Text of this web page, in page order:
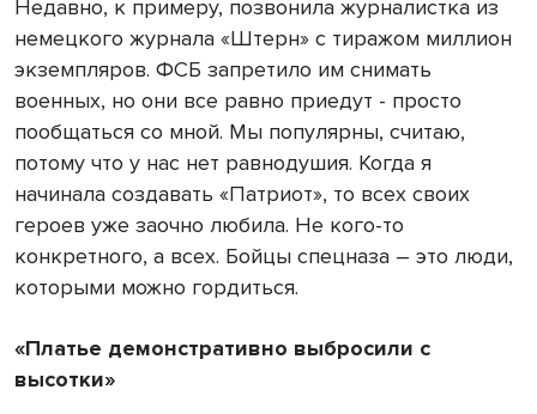
Недавно, к примеру, позвонила журналистка из
немецкого журнала «Штерн» с тиражом миллион
экземпляров. ФСБ запретило им снимать
военных, но они все равно приедут - просто
пообщаться со мной. Мы популярны, считаю,
потому что у нас нет равнодушия. Когда я
начинала создавать «Патриот», то всех своих
героев уже заочно любила. Не кого-то
конкретного, а всех. Бойцы спецназа – это люди,
которыми можно гордиться.
«Платье демонстративно выбросили с
высотки»